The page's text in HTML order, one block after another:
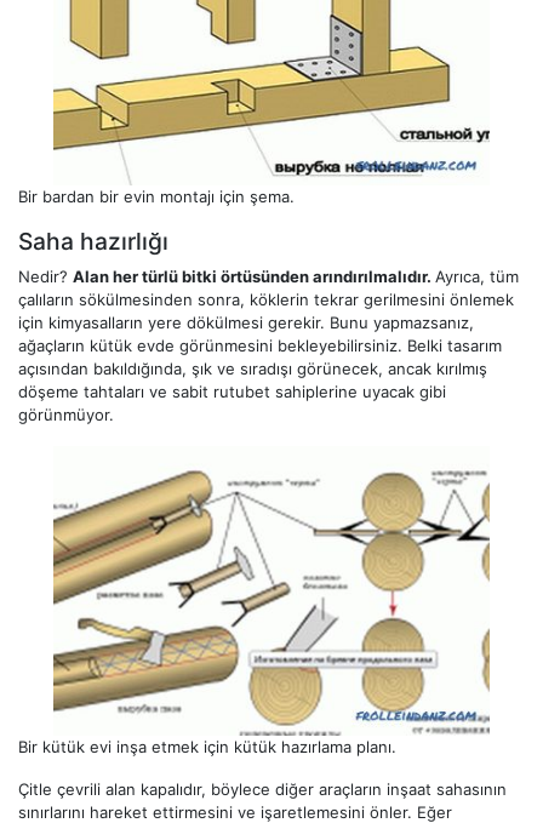
Bir bardan bir evin montajı için şema.
Saha hazırlığı
Nedir? Alan her türlü bitki örtüsünden arındırılmalıdır. Ayrıca, tüm
çalıların sökülmesinden sonra, köklerin tekrar gerilmesini önlemek
için kimyasalların yere dökülmesi gerekir. Bunu yapmazsanız,
ağaçların kütük evde görünmesini bekleyebilirsiniz. Belki tasarım
açısından bakıldığında, şık ve sıradışı görünecek, ancak kırılmış
döşeme tahtaları ve sabit rutubet sahiplerine uyacak gibi
görünmüyor.
Bir kütük evi inşa etmek için kütük hazırlama planı.
Çitle çevrili alan kapalıdır, böylece diğer araçların inşaat sahasının
sınırlarını hareket ettirmesini ve işaretlemesini önler. Eğer